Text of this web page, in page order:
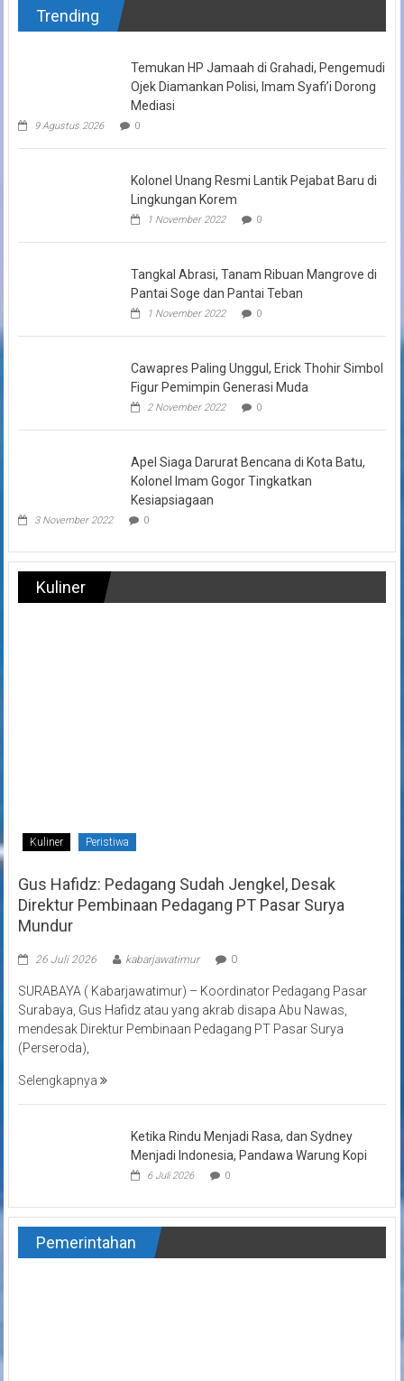
Trending
Temukan HP Jamaah di Grahadi, Pengemudi
Ojek Diamankan Polisi, Imam Syafi’i Dorong
Mediasi
9 Agustus 2026 0
Kolonel Unang Resmi Lantik Pejabat Baru di
Lingkungan Korem
1 November 2022 0
Tangkal Abrasi, Tanam Ribuan Mangrove di
Pantai Soge dan Pantai Teban
1 November 2022 0
Cawapres Paling Unggul, Erick Thohir Simbol
Figur Pemimpin Generasi Muda
2 November 2022 0
Apel Siaga Darurat Bencana di Kota Batu,
Kolonel Imam Gogor Tingkatkan
Kesiapsiagaan
3 November 2022 0
Kuliner
Kuliner Peristiwa
Gus Hafidz: Pedagang Sudah Jengkel, Desak
Direktur Pembinaan Pedagang PT Pasar Surya
Mundur
26 Juli 2026 kabarjawatimur 0
SURABAYA ( Kabarjawatimur) – Koordinator Pedagang Pasar
Surabaya, Gus Hafidz atau yang akrab disapa Abu Nawas,
mendesak Direktur Pembinaan Pedagang PT Pasar Surya
(Perseroda),
Selengkapnya
Ketika Rindu Menjadi Rasa, dan Sydney
Menjadi Indonesia, Pandawa Warung Kopi
6 Juli 2026 0
Pemerintahan